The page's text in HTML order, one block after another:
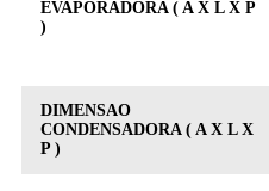
EVAPORADORA ( A X L X P
)
DIMENSAO
CONDENSADORA ( A X L X
P )